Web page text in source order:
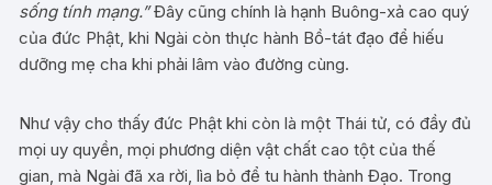
sống tính mạng.”Đây cũng chính là hạnh Buông-xả cao quý
của đức Phật, khi Ngài còn thực hành Bồ-tát đạo để hiếu
dưỡng mẹ cha khi phải lâm vào đường cùng.
Như vậy cho thấy đức Phật khi còn là một Thái tử, có đầy đủ
mọi uy quyền, mọi phương diện vật chất cao tột của thế
gian, mà Ngài đã xa rời, lìa bỏ để tu hành thành Đạo. Trong